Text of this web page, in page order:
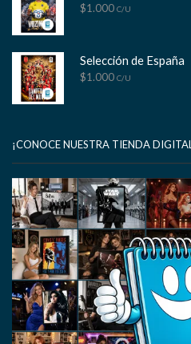
$1.000 C/U
Selección de España
$1.000 C/U
¡CONOCE NUESTRA TIENDA